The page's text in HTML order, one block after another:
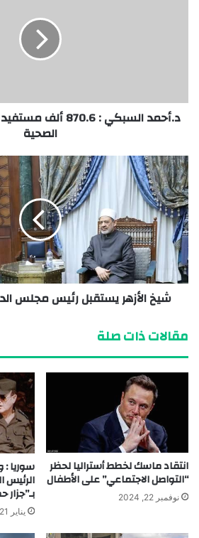
د.أحمد السبكي :
الصحية
شيخ الأزهر يستقبل رئيس مجلس
مقالات ذات صلة
انتقاد ماسك لخطط أستراليا لحظر
“التواصل الاجتماعي” على الأطفال
نوفمبر 22, 2024
سوريا
الرئيس
بـ”جزار
يناير 21, 2026